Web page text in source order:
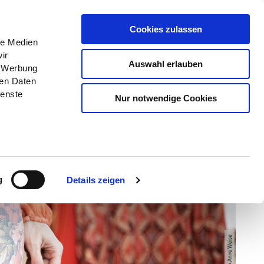
Medien
Daten
Details zeigen
Cookies zulassen
Auswahl erlauben
Nur notwendige Cookies
Erlebnisse Buchen